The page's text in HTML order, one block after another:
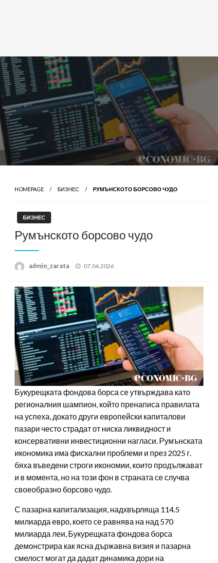
HOMEPAGE БИЗНЕС РУМЪНСКОТО БОРСОВО ЧУДО
БИЗНЕС
Румънското борсово чудо
admin_zarata
Posted
07.06.2026
Букурещката фондова борса се утвърждава като
регионалния шампион, който пренаписа правилата
на успеха, докато други европейски капиталови
пазари често страдат от ниска ликвидност и
консервативни инвестиционни нагласи. Румънската
икономика има фискални проблеми и през 2025 г.
бяха въведени строги икономии, които продължават
и в момента, но на този фон в страната се случва
своеобразно борсово чудо.
С пазарна капитализация, надхвърляща 114.5
милиарда евро, което се равнява на над 570
милиарда леи, Букурещката фондова борса
демонстрира как ясна държавна визия и пазарна
смелост могат да дадат динамика дори на